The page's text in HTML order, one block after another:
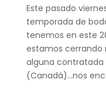
Este pasado
temporada de
tenemos en este
estamos cerrando
alguna contratada
(Canadá)…nos